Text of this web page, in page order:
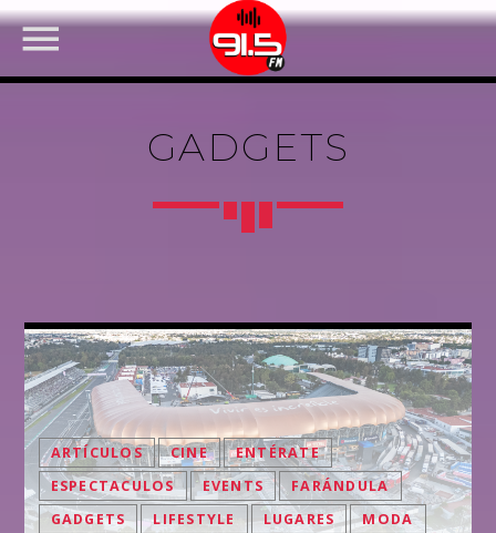
FACEBOOK
GADGETS
ARTÍCULOS CINE
ENTÉRATE
ESPECTACULOS
EVENTS
FARÁNDULA
GADGETS
LIFESTYLE LUGARES
MODA